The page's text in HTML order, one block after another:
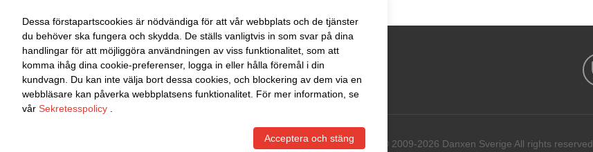
FRI RETUR
Enkel retur inom 30 dagar
Copyright © 2009-2026 Danxen Sverige All rights reserved
Dessa förstapartscookies är nödvändiga för att vår webbplats och de tjänster
du behöver ska fungera och skydda. De ställs vanligtvis in som svar på dina
handlingar för att möjliggöra användningen av viss funktionalitet, som att
komma ihåg dina cookie-preferenser, logga in eller hålla föremål i din
kundvagn. Du kan inte välja bort dessa cookies, och blockering av dem via en
webbläsare kan påverka webbplatsens funktionalitet. För mer information, se
vår Sekretesspolicy
Acceptera och stäng